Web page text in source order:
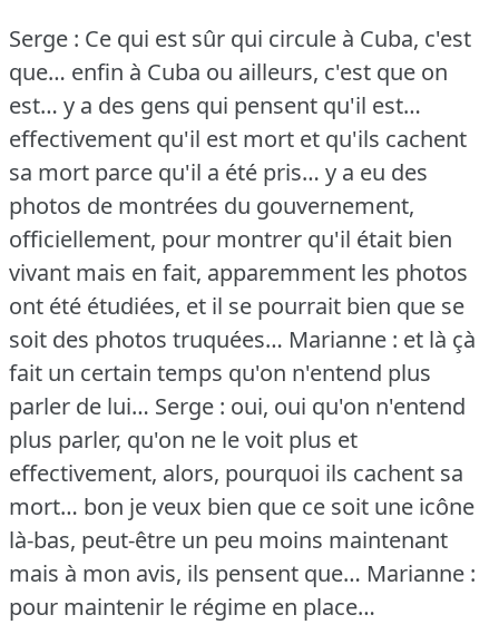
Serge : Ce qui est sûr qui circule à Cuba, c'est
que… enfin à Cuba ou ailleurs, c'est que on
est… y a des gens qui pensent qu'il est…
effectivement qu'il est mort et qu'ils cachent
sa mort parce qu'il a été pris… y a eu des
photos de montrées du gouvernement,
officiellement, pour montrer qu'il était bien
vivant mais en fait, apparemment les photos
ont été étudiées, et il se pourrait bien que se
soit des photos truquées… Marianne : et là çà
fait un certain temps qu'on n'entend plus
parler de lui… Serge : oui, oui qu'on n'entend
plus parler, qu'on ne le voit plus et
effectivement, alors, pourquoi ils cachent sa
mort… bon je veux bien que ce soit une icône
là-bas, peut-être un peu moins maintenant
mais à mon avis, ils pensent que… Marianne :
pour maintenir le régime en place…